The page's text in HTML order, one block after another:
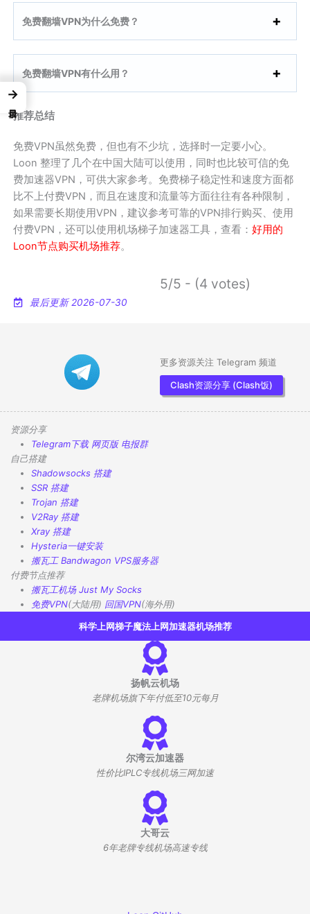
免费翻墙VPN为什么免费？
免费翻墙VPN有什么用？
推荐总结
免费VPN虽然免费，但也有不少坑，选择时一定要小心。
Loon 整理了几个在中国大陆可以使用，同时也比较可信的免
费加速器VPN，可供大家参考。免费梯子稳定性和速度方面都
比不上付费VPN，而且在速度和流量等方面往往有各种限制，
如果需要长期使用VPN，建议参考可靠的VPN排行购买、使用
付费VPN，还可以使用机场梯子加速器工具，查看：好用的
Loon节点购买机场推荐。
5/5 - (4 votes)
最后更新 2026-07-30
更多资源关注 Telegram 频道
Clash资源分享 (Clash饭)
资源分享
Telegram下载 网页版 电报群
自己搭建
Shadowsocks 搭建
SSR 搭建
Trojan 搭建
V2Ray 搭建
Xray 搭建
Hysteria一键安装
搬瓦工 Bandwagon VPS服务器
付费节点推荐
搬瓦工机场 Just My Socks
免费VPN(大陆用) 回国VPN(海外用)
科学上网梯子魔法上网加速器机场推荐
扬帆云机场
老牌机场旗下年付低至10元每月
尔湾云加速器
性价比IPLC专线机场三网加速
大哥云
6年老牌专线机场高速专线
→